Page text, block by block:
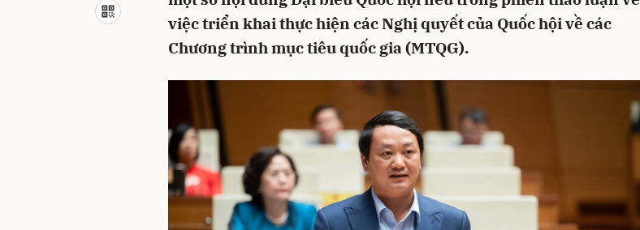
việc triển khai thực hiện các Nghị quyết của Quốc hội về các
Chương trình mục tiêu quốc gia (MTQG).